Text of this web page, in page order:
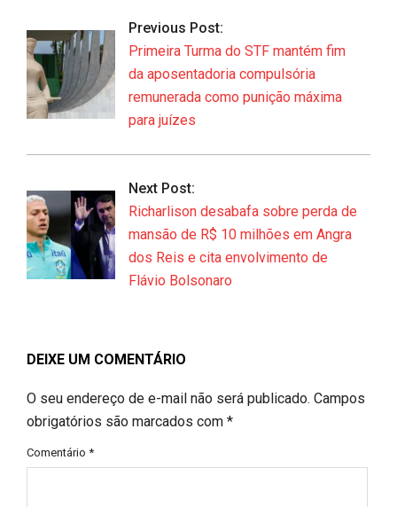
30
Previous Post:
Primeira Turma do STF mantém fim
da aposentadoria compulsória
remunerada como punição máxima
para juízes
Next Post:
Richarlison desabafa sobre perda de
mansão de R$ 10 milhões em Angra
dos Reis e cita envolvimento de
Flávio Bolsonaro
DEIXE UM COMENTÁRIO
O seu endereço de e-mail não será publicado. Campos
obrigatórios são marcados com *
Comentário *